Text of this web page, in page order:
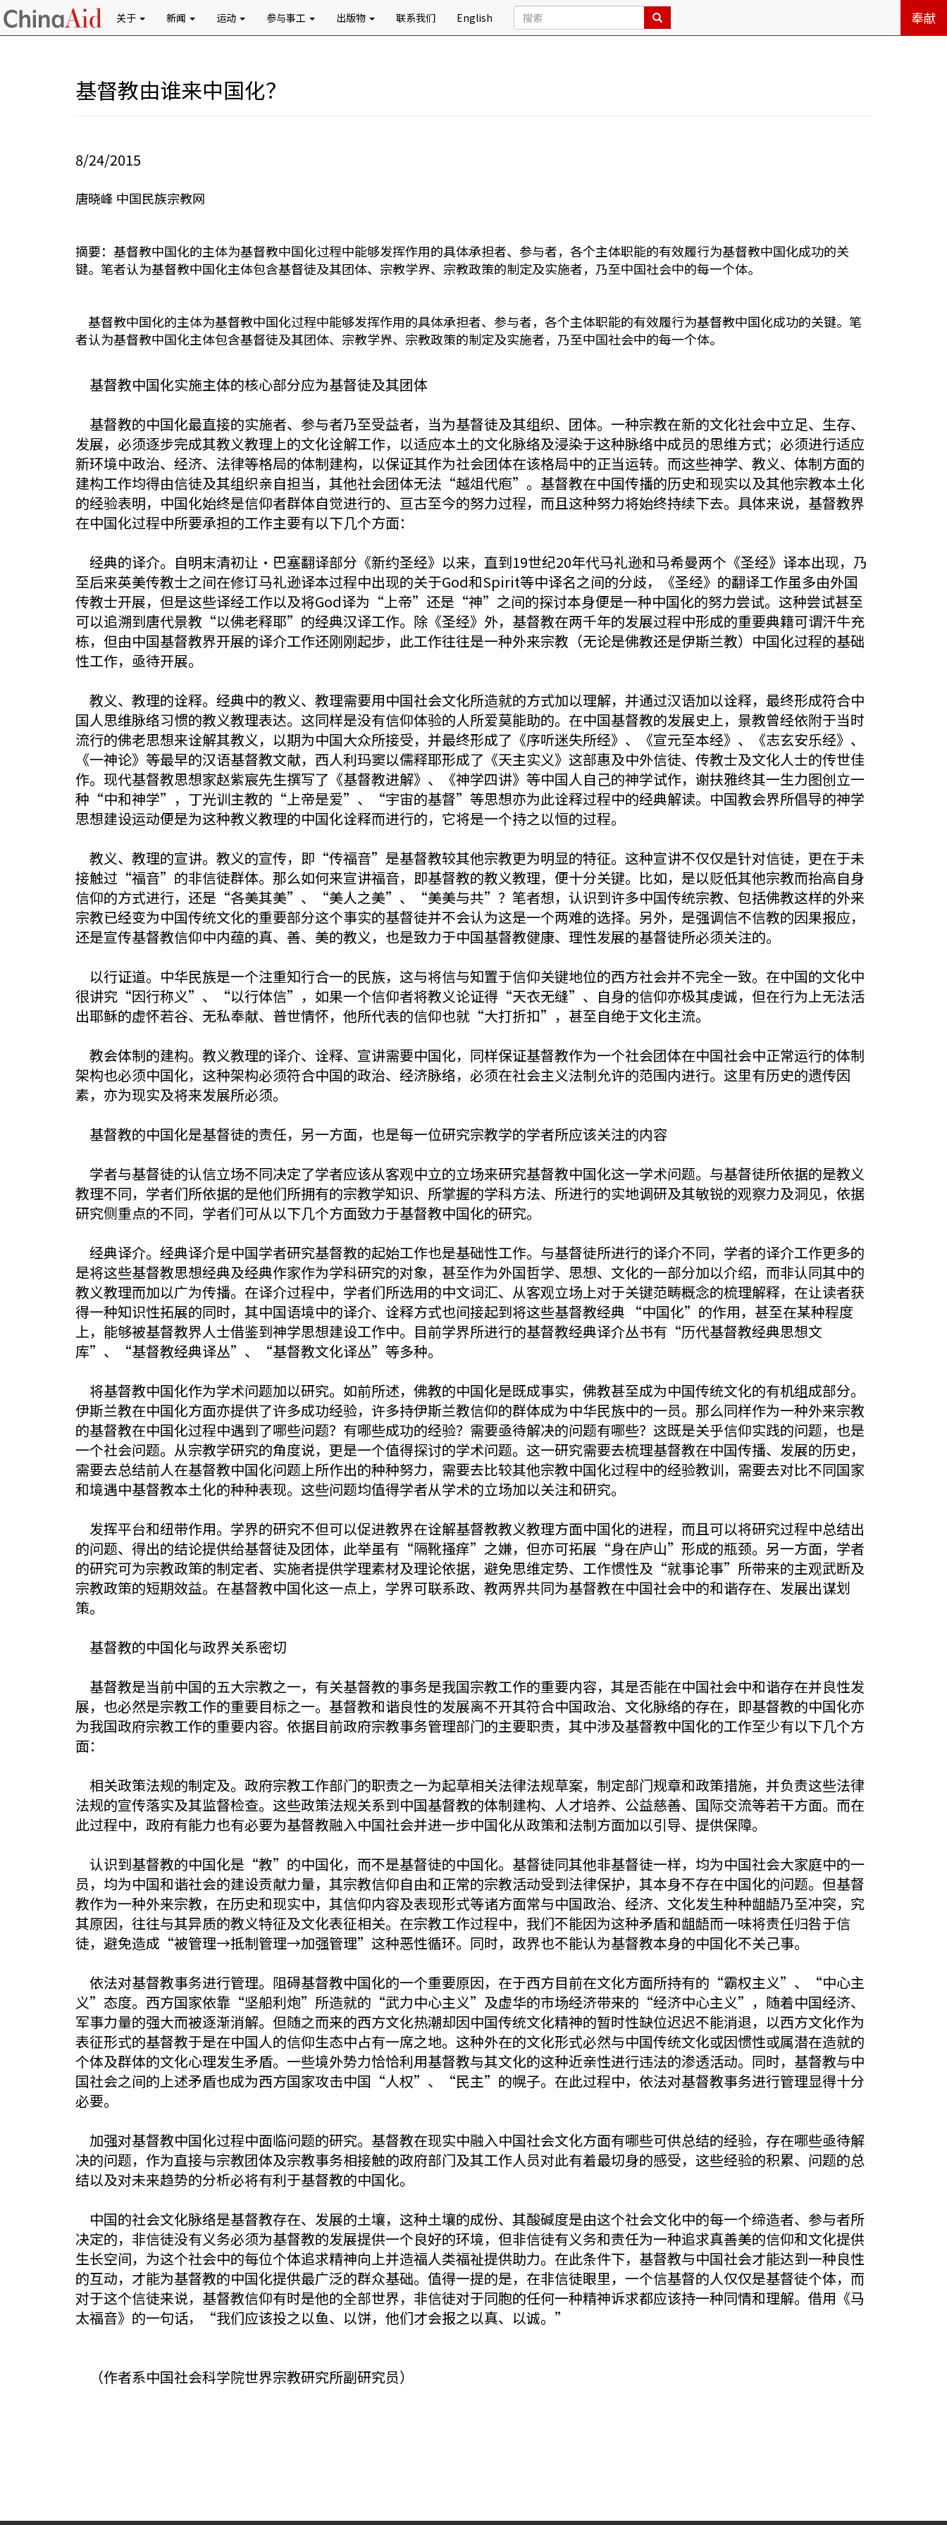
关于 新闻 运动 参与事工 出版物 联系我们 English 奉献
基督教由谁来中国化？
8/24/2015
唐晓峰 中国民族宗教网
摘要：基督教中国化的主体为基督教中国化过程中能够发挥作用的具体承担者、参与者，各个主体职能的有效履行为基督教中国化成功的关
键。笔者认为基督教中国化主体包含基督徒及其团体、宗教学界、宗教政策的制定及实施者，乃至中国社会中的每一个体。
基督教中国化的主体为基督教中国化过程中能够发挥作用的具体承担者、参与者，各个主体职能的有效履行为基督教中国化成功的关键。笔
者认为基督教中国化主体包含基督徒及其团体、宗教学界、宗教政策的制定及实施者，乃至中国社会中的每一个体。
基督教中国化实施主体的核心部分应为基督徒及其团体
基督教的中国化最直接的实施者、参与者乃至受益者，当为基督徒及其组织、团体。一种宗教在新的文化社会中立足、生存、
发展，必须逐步完成其教义教理上的文化诠解工作，以适应本土的文化脉络及浸染于这种脉络中成员的思维方式；必须进行适应
新环境中政治、经济、法律等格局的体制建构，以保证其作为社会团体在该格局中的正当运转。而这些神学、教义、体制方面的
建构工作均得由信徒及其组织亲自担当，其他社会团体无法“越俎代庖”。基督教在中国传播的历史和现实以及其他宗教本土化
的经验表明，中国化始终是信仰者群体自觉进行的、亘古至今的努力过程，而且这种努力将始终持续下去。具体来说，基督教界
在中国化过程中所要承担的工作主要有以下几个方面：
经典的译介。自明末清初让·巴塞翻译部分《新约圣经》以来，直到19世纪20年代马礼逊和马希曼两个《圣经》译本出现，乃
至后来英美传教士之间在修订马礼逊译本过程中出现的关于God和Spirit等中译名之间的分歧，《圣经》的翻译工作虽多由外国
传教士开展，但是这些译经工作以及将God译为“上帝”还是“神”之间的探讨本身便是一种中国化的努力尝试。这种尝试甚至
可以追溯到唐代景教“以佛老释耶”的经典汉译工作。除《圣经》外，基督教在两千年的发展过程中形成的重要典籍可谓汗牛充
栋，但由中国基督教界开展的译介工作还刚刚起步，此工作往往是一种外来宗教（无论是佛教还是伊斯兰教）中国化过程的基础
性工作，亟待开展。
教义、教理的诠释。经典中的教义、教理需要用中国社会文化所造就的方式加以理解，并通过汉语加以诠释，最终形成符合中
国人思维脉络习惯的教义教理表达。这同样是没有信仰体验的人所爱莫能助的。在中国基督教的发展史上，景教曾经依附于当时
流行的佛老思想来诠解其教义，以期为中国大众所接受，并最终形成了《序听迷失所经》、《宣元至本经》、《志玄安乐经》、
《一神论》等最早的汉语基督教文献，西人利玛窦以儒释耶形成了《天主实义》这部惠及中外信徒、传教士及文化人士的传世佳
作。现代基督教思想家赵紫宸先生撰写了《基督教进解》、《神学四讲》等中国人自己的神学试作，谢扶雅终其一生力图创立一
种“中和神学”，丁光训主教的“上帝是爱”、“宇宙的基督”等思想亦为此诠释过程中的经典解读。中国教会界所倡导的神学
思想建设运动便是为这种教义教理的中国化诠释而进行的，它将是一个持之以恒的过程。
教义、教理的宣讲。教义的宣传，即“传福音”是基督教较其他宗教更为明显的特征。这种宣讲不仅仅是针对信徒，更在于未
接触过“福音”的非信徒群体。那么如何来宣讲福音，即基督教的教义教理，便十分关键。比如，是以贬低其他宗教而抬高自身
信仰的方式进行，还是“各美其美”、“美人之美”、“美美与共”？笔者想，认识到许多中国传统宗教、包括佛教这样的外来
宗教已经变为中国传统文化的重要部分这个事实的基督徒并不会认为这是一个两难的选择。另外，是强调信不信教的因果报应，
还是宣传基督教信仰中内蕴的真、善、美的教义，也是致力于中国基督教健康、理性发展的基督徒所必须关注的。
以行证道。中华民族是一个注重知行合一的民族，这与将信与知置于信仰关键地位的西方社会并不完全一致。在中国的文化中
很讲究“因行称义”、“以行体信”，如果一个信仰者将教义论证得“天衣无缝”、自身的信仰亦极其虔诚，但在行为上无法活
出耶稣的虚怀若谷、无私奉献、普世情怀，他所代表的信仰也就“大打折扣”，甚至自绝于文化主流。
教会体制的建构。教义教理的译介、诠释、宣讲需要中国化，同样保证基督教作为一个社会团体在中国社会中正常运行的体制
架构也必须中国化，这种架构必须符合中国的政治、经济脉络，必须在社会主义法制允许的范围内进行。这里有历史的遗传因
素，亦为现实及将来发展所必须。
基督教的中国化是基督徒的责任，另一方面，也是每一位研究宗教学的学者所应该关注的内容
学者与基督徒的认信立场不同决定了学者应该从客观中立的立场来研究基督教中国化这一学术问题。与基督徒所依据的是教义
教理不同，学者们所依据的是他们所拥有的宗教学知识、所掌握的学科方法、所进行的实地调研及其敏锐的观察力及洞见，依据
研究侧重点的不同，学者们可从以下几个方面致力于基督教中国化的研究。
经典译介。经典译介是中国学者研究基督教的起始工作也是基础性工作。与基督徒所进行的译介不同，学者的译介工作更多的
是将这些基督教思想经典及经典作家作为学科研究的对象，甚至作为外国哲学、思想、文化的一部分加以介绍，而非认同其中的
教义教理而加以广为传播。在译介过程中，学者们所选用的中文词汇、从客观立场上对于关键范畴概念的梳理解释，在让读者获
得一种知识性拓展的同时，其中国语境中的译介、诠释方式也间接起到将这些基督教经典 “中国化”的作用，甚至在某种程度
上，能够被基督教界人士借鉴到神学思想建设工作中。目前学界所进行的基督教经典译介丛书有“历代基督教经典思想文
库”、“基督教经典译丛”、“基督教文化译丛”等多种。
将基督教中国化作为学术问题加以研究。如前所述，佛教的中国化是既成事实，佛教甚至成为中国传统文化的有机组成部分。
伊斯兰教在中国化方面亦提供了许多成功经验，许多持伊斯兰教信仰的群体成为中华民族中的一员。那么同样作为一种外来宗教
的基督教在中国化过程中遇到了哪些问题？有哪些成功的经验？需要亟待解决的问题有哪些？这既是关乎信仰实践的问题，也是
一个社会问题。从宗教学研究的角度说，更是一个值得探讨的学术问题。这一研究需要去梳理基督教在中国传播、发展的历史，
需要去总结前人在基督教中国化问题上所作出的种种努力，需要去比较其他宗教中国化过程中的经验教训，需要去对比不同国家
和境遇中基督教本土化的种种表现。这些问题均值得学者从学术的立场加以关注和研究。
发挥平台和纽带作用。学界的研究不但可以促进教界在诠解基督教教义教理方面中国化的进程，而且可以将研究过程中总结出
的问题、得出的结论提供给基督徒及团体，此举虽有“隔靴搔痒”之嫌，但亦可拓展“身在庐山”形成的瓶颈。另一方面，学者
的研究可为宗教政策的制定者、实施者提供学理素材及理论依据，避免思维定势、工作惯性及“就事论事”所带来的主观武断及
宗教政策的短期效益。在基督教中国化这一点上，学界可联系政、教两界共同为基督教在中国社会中的和谐存在、发展出谋划
策。
基督教的中国化与政界关系密切
基督教是当前中国的五大宗教之一，有关基督教的事务是我国宗教工作的重要内容，其是否能在中国社会中和谐存在并良性发
展，也必然是宗教工作的重要目标之一。基督教和谐良性的发展离不开其符合中国政治、文化脉络的存在，即基督教的中国化亦
为我国政府宗教工作的重要内容。依据目前政府宗教事务管理部门的主要职责，其中涉及基督教中国化的工作至少有以下几个方
面：
相关政策法规的制定及。政府宗教工作部门的职责之一为起草相关法律法规草案，制定部门规章和政策措施，并负责这些法律
法规的宣传落实及其监督检查。这些政策法规关系到中国基督教的体制建构、人才培养、公益慈善、国际交流等若干方面。而在
此过程中，政府有能力也有必要为基督教融入中国社会并进一步中国化从政策和法制方面加以引导、提供保障。
认识到基督教的中国化是“教”的中国化，而不是基督徒的中国化。基督徒同其他非基督徒一样，均为中国社会大家庭中的一
员，均为中国和谐社会的建设贡献力量，其宗教信仰自由和正常的宗教活动受到法律保护，其本身不存在中国化的问题。但基督
教作为一种外来宗教，在历史和现实中，其信仰内容及表现形式等诸方面常与中国政治、经济、文化发生种种龃龉乃至冲突，究
其原因，往往与其异质的教义特征及文化表征相关。在宗教工作过程中，我们不能因为这种矛盾和龃龉而一味将责任归咎于信
徒，避免造成“被管理→抵制管理→加强管理”这种恶性循环。同时，政界也不能认为基督教本身的中国化不关己事。
依法对基督教事务进行管理。阻碍基督教中国化的一个重要原因，在于西方目前在文化方面所持有的“霸权主义”、“中心主
义”态度。西方国家依靠“坚船利炮”所造就的“武力中心主义”及虚华的市场经济带来的“经济中心主义”，随着中国经济、
军事力量的强大而被逐渐消解。但随之而来的西方文化热潮却因中国传统文化精神的暂时性缺位迟迟不能消退，以西方文化作为
表征形式的基督教于是在中国人的信仰生态中占有一席之地。这种外在的文化形式必然与中国传统文化或因惯性或属潜在造就的
个体及群体的文化心理发生矛盾。一些境外势力恰恰利用基督教与其文化的这种近亲性进行违法的渗透活动。同时，基督教与中
国社会之间的上述矛盾也成为西方国家攻击中国“人权”、“民主”的幌子。在此过程中，依法对基督教事务进行管理显得十分
必要。
加强对基督教中国化过程中面临问题的研究。基督教在现实中融入中国社会文化方面有哪些可供总结的经验，存在哪些亟待解
决的问题，作为直接与宗教团体及宗教事务相接触的政府部门及其工作人员对此有着最切身的感受，这些经验的积累、问题的总
结以及对未来趋势的分析必将有利于基督教的中国化。
中国的社会文化脉络是基督教存在、发展的土壤，这种土壤的成份、其酸碱度是由这个社会文化中的每一个缔造者、参与者所
决定的，非信徒没有义务必须为基督教的发展提供一个良好的环境，但非信徒有义务和责任为一种追求真善美的信仰和文化提供
生长空间，为这个社会中的每位个体追求精神向上并造福人类福祉提供助力。在此条件下，基督教与中国社会才能达到一种良性
的互动，才能为基督教的中国化提供最广泛的群众基础。值得一提的是，在非信徒眼里，一个信基督的人仅仅是基督徒个体，而
对于这个信徒来说，基督教信仰有时是他的全部世界，非信徒对于同胞的任何一种精神诉求都应该持一种同情和理解。借用《马
太福音》的一句话，“我们应该投之以鱼、以饼，他们才会报之以真、以诚。”
（作者系中国社会科学院世界宗教研究所副研究员）